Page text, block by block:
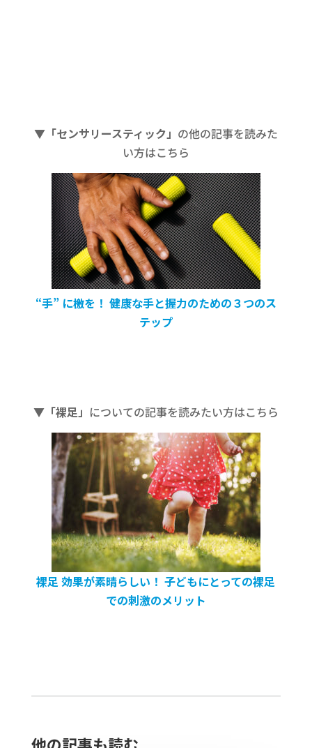
▼「センサリースティック」 の他の記事を読みた
い方はこちら
“手” に檄を！ 健康な手と握力のための３つのス
テップ
▼「裸足」 についての記事を読みたい方はこちら
裸足 効果が素晴らしい！ 子どもにとっての裸足
での刺激のメリット